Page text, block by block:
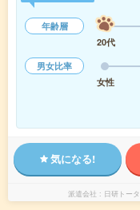
年齢層
20代
男女比率
女性
気になる!
派遣会社 日研トー